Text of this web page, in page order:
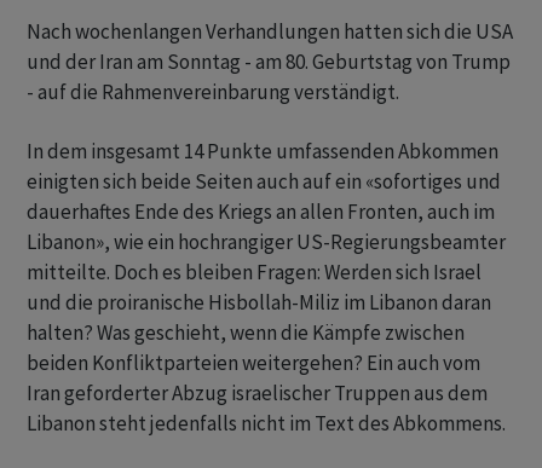
Nach wochenlangen Verhandlungen hatten sich die USA
und der Iran am Sonntag - am 80. Geburtstag von Trump
- auf die Rahmenvereinbarung verständigt.
In dem insgesamt 14 Punkte umfassenden Abkommen
einigten sich beide Seiten auch auf ein «sofortiges und
dauerhaftes Ende des Kriegs an allen Fronten, auch im
Libanon», wie ein hochrangiger US-Regierungsbeamter
mitteilte. Doch es bleiben Fragen: Werden sich Israel
und die proiranische Hisbollah-Miliz im Libanon daran
halten? Was geschieht, wenn die Kämpfe zwischen
beiden Konfliktparteien weitergehen? Ein auch vom
Iran geforderter Abzug israelischer Truppen aus dem
Libanon steht jedenfalls nicht im Text des Abkommens.